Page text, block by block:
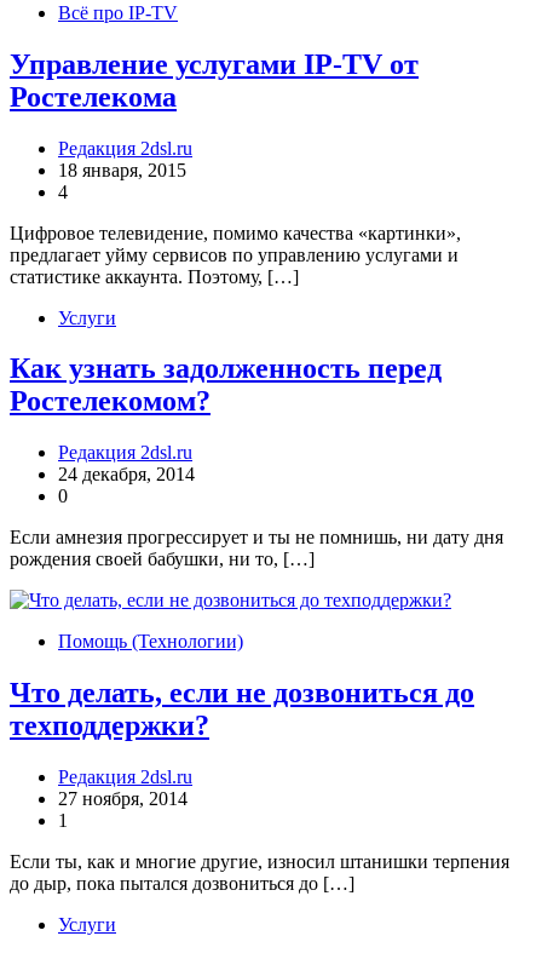
Всё про IP-TV
Управление услугами IP-TV от
Ростелекома
Редакция 2dsl.ru
18 января, 2015
4
Цифровое телевидение, помимо качества «картинки»,
предлагает уйму сервисов по управлению услугами и
статистике аккаунта. Поэтому, […]
Услуги
Как узнать задолженность перед
Ростелекомом?
Редакция 2dsl.ru
24 декабря, 2014
0
Если амнезия прогрессирует и ты не помнишь, ни дату дня
рождения своей бабушки, ни то, […]
Помощь (Технологии)
Что делать, если не дозвониться до
техподдержки?
Редакция 2dsl.ru
27 ноября, 2014
1
Если ты, как и многие другие, износил штанишки терпения
до дыр, пока пытался дозвониться до […]
Услуги